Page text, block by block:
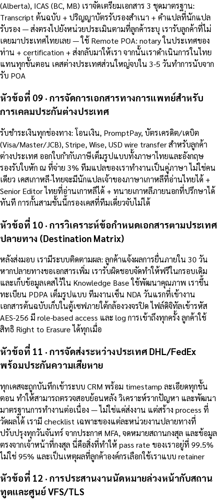
(Alberta), ICAS (BC, MB) เราจัดเตรียมเอกสาร 3 ชุดมาตรฐาน:
Transcript ต้นฉบับ + ปริญญาบัตรรับรองสำเนา + คำแปลที่นักแปล
รับรอง — ส่งตรงไปยังหน่วยประเมินตามที่ลูกค้าระบุ เรารับลูกค้าที่ไม่
เคยมาประเทศไทยเลย — ใช้ Remote POA: notary ในประเทศของ
ท่าน + certification + ส่งกลับมาให้เรา จากนั้นเราดำเนินการในไทย
แทนทุกขั้นตอน เคสต่างประเทศส่วนใหญ่จบใน 3-5 วันทำการนับจาก
รับ POA
หัวข้อที่ 09 · การจัดการเอกสารทางการแพทย์สำหรับ
การเคลมประกันต่างประเทศ
รับชำระเงินทุกช่องทาง: โอนเงิน, PromptPay, บัตรเครดิต/เดบิต
(Visa/Master/JCB), Stripe, Wise, USD wire transfer สำหรับลูกค้า
ต่างประเทศ ออกใบกำกับภาษีเต็มรูปแบบทั้งภาษาไทยและอังกฤษ
รองรับใบหัก ณ ที่จ่าย 3% ทีมแปลของเราทำงานเป็นคู่ภาษา ไม่ใช่คน
เดียว เคสเกาหลี-ไทยจะมีนักแปลเจ้าของภาษาเกาหลีที่อ่านไทยได้ +
Senior Editor ไทยที่อ่านเกาหลีได้ + ทนายเกาหลีภายนอกที่ปรึกษาได้
ทันที การกั้นสามชั้นนี้กรองเคสที่ทีมเดี่ยวจับไม่ได้
หัวข้อที่ 10 · การวิเคราะห์ข้อกำหนดเอกสารตามประเทศ
ปลายทาง (Destination Matrix)
หลังส่งมอบ เรามีระบบติดตามผล: ลูกค้าแจ้งผลการยื่นภายใน 30 วัน
หากปลายทางขอเอกสารเพิ่ม เรารับผิดชอบจัดทำให้ฟรีในกรอบเดิม
และเก็บข้อมูลเคสไว้ใน Knowledge Base ใช้พัฒนาคุณภาพ เราขึ้น
ทะเบียน PDPA เต็มรูปแบบ ทีมงานเซ็น NDA วันแรกที่เข้างาน
เอกสารต้นฉบับเก็บในตู้เซฟภายใต้กล้องวงจรปิด ไฟล์ดิจิทัลเข้ารหัส
AES-256 มี role-based access และ log การเข้าถึงทุกครั้ง ลูกค้าใช้
สิทธิ Right to Erasure ได้ทุกเมื่อ
หัวข้อที่ 11 · การจัดส่งระหว่างประเทศ DHL/FedEx
พร้อมประกันความเสียหาย
ทุกเคสจะถูกบันทึกเข้าระบบ CRM พร้อม timestamp ละเอียดทุกขั้น
ตอน ทำให้สามารถตรวจสอบย้อนหลัง วิเคราะห์รากปัญหา และพัฒนา
มาตรฐานการทำงานต่อเนื่อง — ไม่ใช่แค่ส่งงาน แต่สร้าง process ที่
วัดผลได้ เรามี checklist เฉพาะของแต่ละหน่วยงานปลายทางที่
ปรับปรุงทุกวันจันทร์ จากประกาศ MFA, จดหมายสถานกงสุล และข้อมูล
ตรงจากเจ้าหน้าที่กงสุล นี่คือสิ่งที่ทำให้ pass rate ของเราอยู่ที่ 99.5%
ไม่ใช่ 95% และเป็นเหตุผลที่ลูกค้าองค์กรเลือกใช้เราแบบ retainer
หัวข้อที่ 12 · การประสานงานนัดหมายล่วงหน้ากับสถาน
ทูตและศูนย์ VFS/TLS